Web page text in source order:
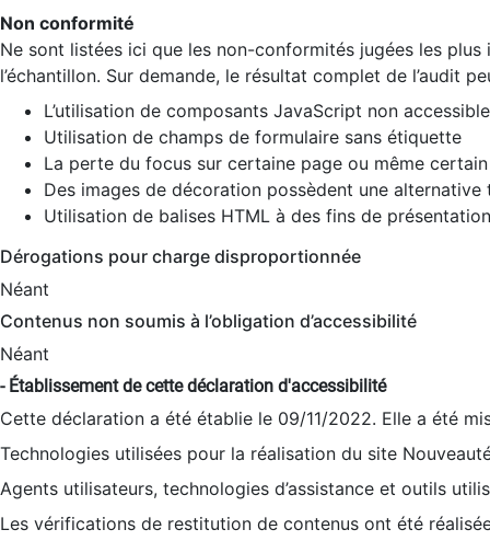
Non conformité
Ne sont listées ici que les non-conformités jugées les
l’échantillon. Sur demande, le résultat complet de l’audit
L’utilisation de composants JavaScript non
Utilisation de champs de formulaire sans étiquette
La perte du focus sur certaine page ou même
Des images de décoration possèdent une alternative
Utilisation de balises HTML à des fins de
Dérogations pour charge disproportionnée
Néant
Contenus non soumis à l’obligation d’accessibilité
Néant
- Établissement de cette déclaration d'accessibilité
Cette déclaration a été établie le 09/11/2022. Elle a été
Technologies utilisées pour la réalisation du site
Agents utilisateurs, technologies d’assistance et outils
Les vérifications de restitution de contenus ont été